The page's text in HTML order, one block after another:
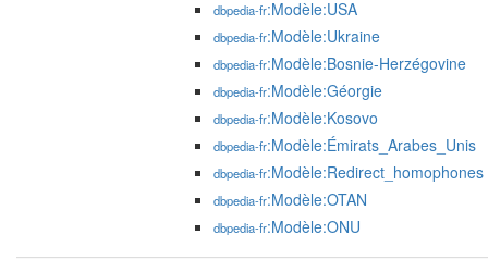
dbpedia-fr:Modèle:USA
dbpedia-fr:Modèle:Ukraine
dbpedia-fr:Modèle:Bosnie-Herzégovine
dbpedia-fr:Modèle:Géorgie
dbpedia-fr:Modèle:Kosovo
dbpedia-fr:Modèle:Émirats_Arabes_Unis
dbpedia-fr:Modèle:Redirect_homophones
dbpedia-fr:Modèle:OTAN
dbpedia-fr:Modèle:ONU